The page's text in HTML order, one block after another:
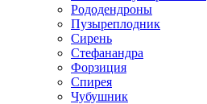
Рододендроны
Пузыреплодник
Сирень
Стефанандра
Форзиция
Спирея
Чубушник